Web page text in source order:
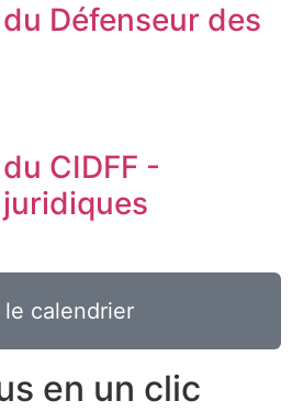
Défenseur des
CIDFF -
le calendrier
en un clic